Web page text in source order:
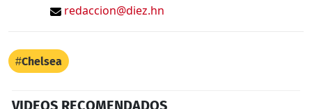
redaccion@diez.hn
Chelsea